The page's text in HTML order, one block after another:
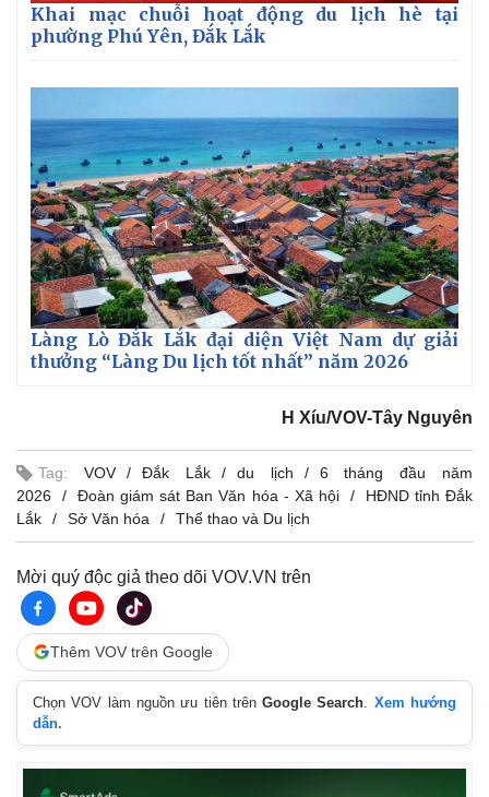
Pháp luật
Vụ án
Tin nóng
Tư vấn luật
Quân sự - Quốc phòng
Vũ khí
Việt Nam
Phân tích
Khai mạc chuỗi hoạt động du lịch hè tại
phường Phú Yên, Đắk Lắk
Làng Lò Đắk Lắk đại diện Việt Nam dự giải
thưởng “Làng Du lịch tốt nhất” năm 2026
H Xíu/VOV-Tây Nguyên
Tag: VOV Đắk Lắk du lịch
6 tháng đầu năm
2026
Đoàn giám sát Ban Văn hóa - Xã hội
HĐND tỉnh Đắk
Lắk
Sở Văn hóa Thể thao và Du lịch
Mời quý độc giả theo dõi VOV.VN trên
Thêm VOV trên Google
Chọn VOV làm nguồn ưu tiên trênGoogle Search
Xem hướng
dẫn.